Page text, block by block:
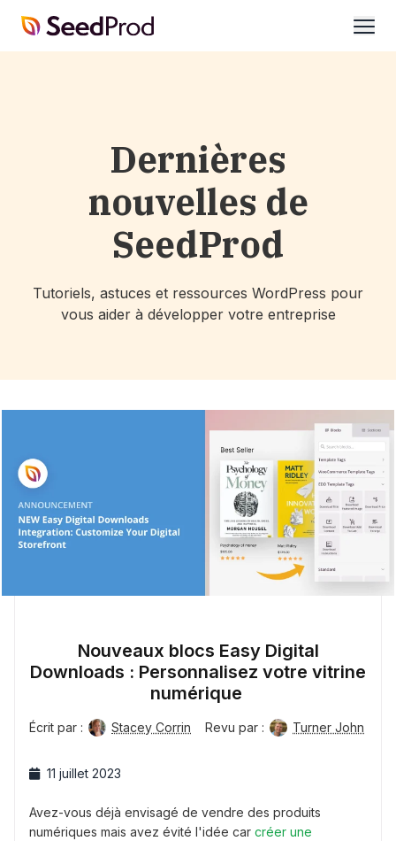
SeedProd
Dernières
nouvelles de
SeedProd
Tutoriels, astuces et ressources WordPress pour
vous aider à développer votre entreprise
Nouveaux blocs Easy Digital
Downloads : Personnalisez votre vitrine
numérique
Écrit par : Stacey Corrin Revu par : Turner John
11 juillet 2023
Avez-vous déjà envisagé de vendre des produits
numériques mais avez évité l'idée car créer une